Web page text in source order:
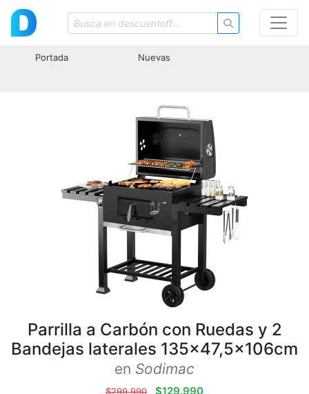
Portada Nuevas
Parrilla a Carbón con Ruedas y 2
Bandejas laterales 135x47,5x106cm
en Sodimac
$299.990 $129.990